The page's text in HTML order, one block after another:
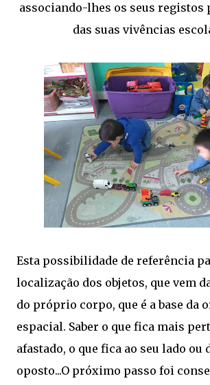
associando-lhes os seus registos
das suas vivências
Esta possibilidade de referência
localização dos objetos, que vem
do próprio corpo, que é a base da
espacial. Saber o que fica mais
afastado, o que fica ao seu lado ou
oposto...O próximo passo foi